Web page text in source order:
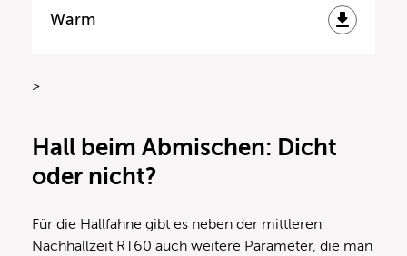
Warm
>
Hall beim Abmischen: Dicht
oder nicht?
Für die Hallfahne gibt es neben der mittleren
Nachhallzeit RT60 auch weitere Parameter, die man